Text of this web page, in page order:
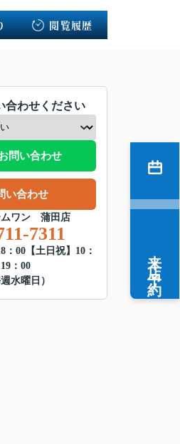
閲覧履歴
合わせください
問い合わせ
い合わせ
ムワン 蒲田店
7311
：00【土日祝】10：
：00
水曜日）
来店予約